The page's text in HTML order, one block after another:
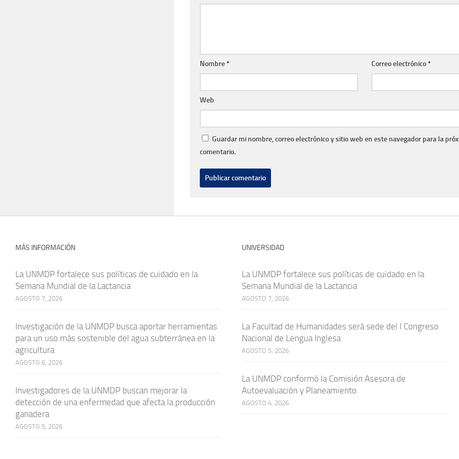
Nombre* Correo electrónico*
Web
Guardar mi nombre, correo electrónico y sitio web en este navegador para la
comentario.
MÁS INFORMACIÓN
La UNMDP fortalece sus políticas de cuidado en la
Semana Mundial de la Lactancia
AGOSTO 7, 2026
Investigación de la UNMDP busca aportar herramientas
para un uso más sostenible del agua subterránea en la
agricultura
AGOSTO 6, 2026
Investigadores de la UNMDP buscan mejorar la
detección de una enfermedad que afecta la producción
ganadera
AGOSTO 5, 2026
UNIVERSIDAD
La UNMDP fortalece sus políticas de cuidado en la
Semana Mundial de la Lactancia
AGOSTO 7, 2026
La Facultad de Humanidades será sede del I Congreso
Nacional de Lengua Inglesa
AGOSTO 5, 2026
La UNMDP conformó la Comisión Asesora de
Autoevaluación y Planeamiento
AGOSTO 4, 2026